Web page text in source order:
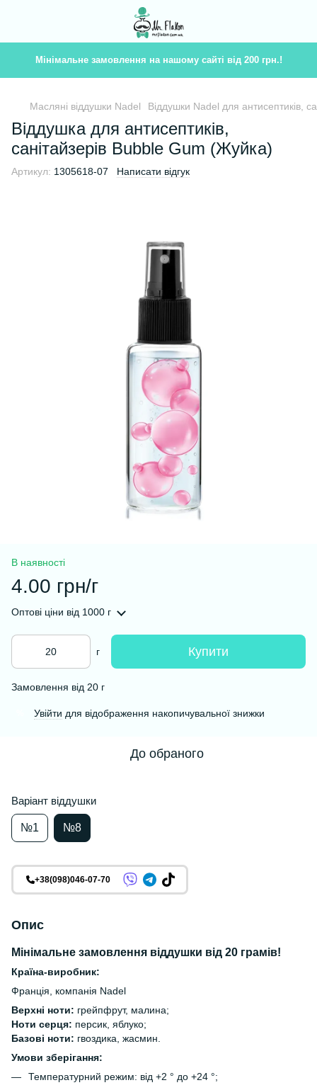
Мінімальне замовлення на нашому сайті від 200 грн.!
Масляні віддушки Nadel Віддушки Nadel для антисептиків,
Віддушка для антисептиків,
санітайзерів Bubble Gum (Жуйка)
Артикул: 1305618-07 Написати відгук
В наявності
4.00 грн/г
Оптові ціни від 1000 г
г Купити
Замовлення від 20 г
Увійти для відображення накопичувальної знижки
До обраного
Варіант віддушки
№1 №8
+38(098)046-07-70
Опис
Мінімальне замовлення віддушки від 20 грамів!
Країна-виробник:
Франція, компанія Nadel
Верхні ноти: грейпфрут, малина;
Ноти серця: персик, яблуко;
Базові ноти: гвоздика, жасмин.
Умови зберігання:
Температурний режим: від +2 ° до +24 °;